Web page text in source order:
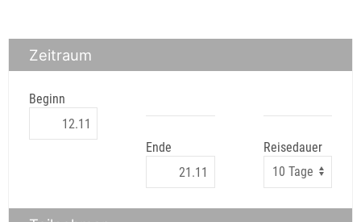
Zeitraum
Beginn
Ende Reisedauer